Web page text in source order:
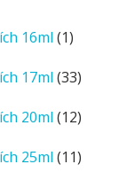
16ml 11
phẩm
17ml 3333
phẩm
20ml 1212
phẩm
25ml 1111